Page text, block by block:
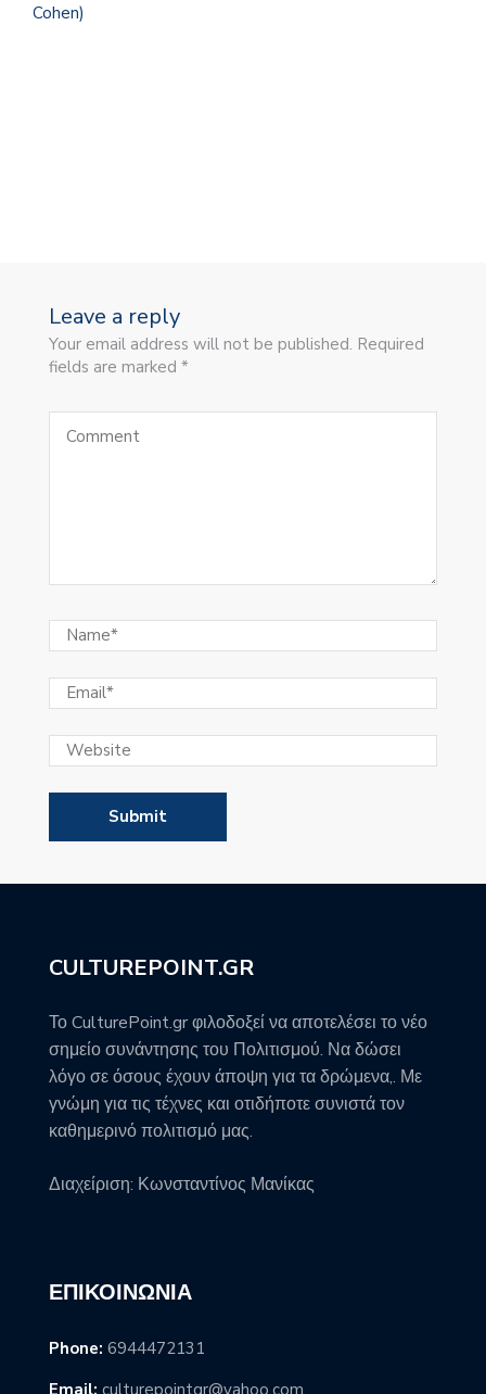
Cohen)
Leave a reply
Your email address will not be published. Required
fields are marked *
CULTUREPOINT.GR
Το CulturePoint.gr φιλοδοξεί να αποτελέσει το νέο
σημείο συνάντησης του Πολιτισμού. Να δώσει
λόγο σε όσους έχουν άποψη για τα δρώμενα,. Με
γνώμη για τις τέχνες και οτιδήποτε συνιστά τον
καθημερινό πολιτισμό μας.
Διαχείριση: Κωνσταντίνος Μανίκας
ΕΠΙΚΟΙΝΩΝΊΑ
Phone: 6944472131
Email: culturepointgr@yahoo.com